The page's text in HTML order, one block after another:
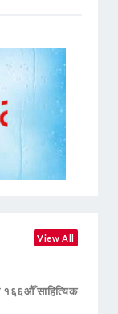
View All
साहित्यिक